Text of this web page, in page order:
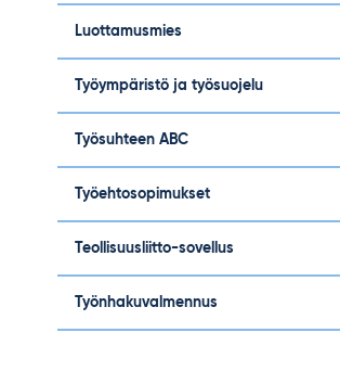
Luottamusmies
Työympäristö ja työsuojelu
Työsuhteen ABC
Työehtosopimukset
Teollisuusliitto-sovellus
Työnhakuvalmennus